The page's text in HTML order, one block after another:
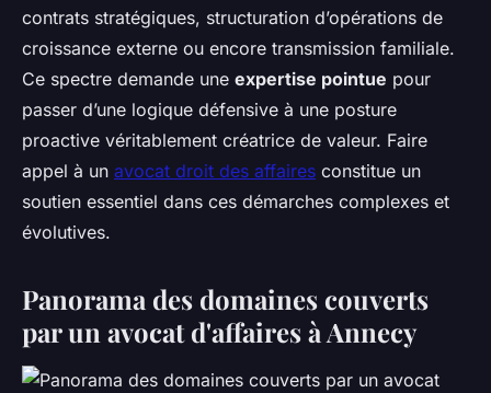
contrats stratégiques, structuration d’opérations de
croissance externe ou encore transmission familiale.
Ce spectre demande une expertise pointue pour
passer d’une logique défensive à une posture
proactive véritablement créatrice de valeur. Faire
appel à un avocat droit des affaires constitue un
soutien essentiel dans ces démarches complexes et
évolutives.
Panorama des domaines couverts
par un avocat d'affaires à Annecy